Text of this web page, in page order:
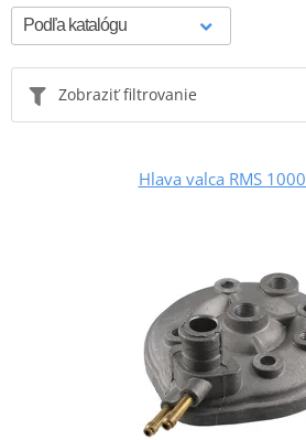
Zobraziť filtrovanie
Hlava valca RMS